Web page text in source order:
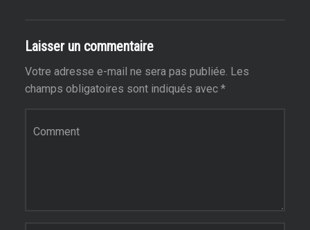
Laisser un commentaire
Votre adresse e-mail ne sera pas publiée. Les
champs obligatoires sont indiqués avec *